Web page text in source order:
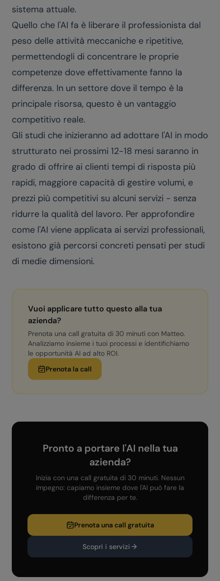
sistema attuale.
Quello che l'AI fa è liberare il professionista dal
peso delle attività meccaniche e ripetitive,
permettendogli di concentrare le proprie
competenze dove effettivamente fanno la
differenza. In un settore dove il tempo è la
principale risorsa, questo è un vantaggio
competitivo reale.
Gli studi che inizieranno ad adottare l'AI in modo
strutturato nei prossimi 12-18 mesi saranno in
grado di offrire ai clienti tempi di risposta più
rapidi, maggiore capacità di gestire volumi, e
prezzi più competitivi su alcuni servizi - senza
ridurre la qualità del lavoro. Per approfondire
come l'AI viene applicata ai servizi professionali,
esistono già percorsi concreti pensati per studi
di medie dimensioni.
Vuoi applicare tutto questo alla tua
azienda?
Prenota una call gratuita di 30 minuti con Matteo.
Analizziamo insieme i tuoi processi e identifichiamo
le opportunità AI ad alto ROI.
Prenota la call
Pronto a portare l'AI nella tua
azienda?
Inizia con una call gratuita di 30 minuti. Nessun
impegno: capiamo insieme dove l'AI può fare la
differenza per te.
Prenota una call gratuita
Scopri i servizi